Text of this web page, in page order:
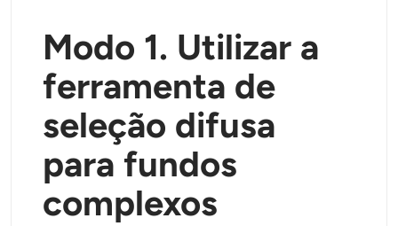
Modo 1. Utilizar a
ferramenta de
seleção difusa
para fundos
complexos